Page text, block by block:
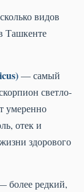
видов
Ташкенте
— самый
светло-
умеренно
отек и
здорового
более редкий,